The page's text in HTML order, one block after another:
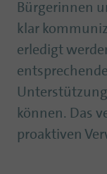
Bürgerinnen
klar
erledigt
können. Das
proaktiven